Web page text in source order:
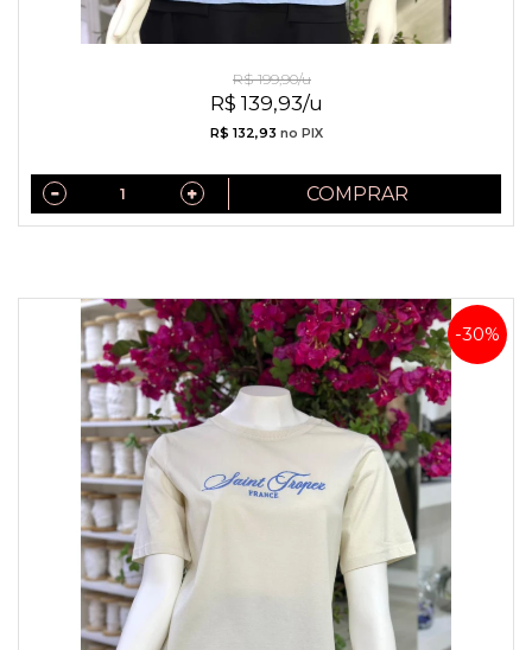
R$ 139,93/u
R$ 199,90/u
R$ 132,93 no PIX
COMPRAR
-30%